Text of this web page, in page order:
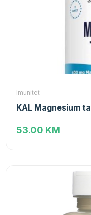
Imunitet
KAL Magnesium
53.00 KM